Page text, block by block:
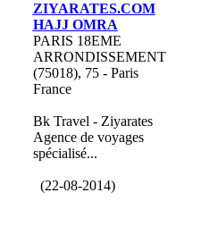
ZIYARATES.COM
HAJJ OMRA
PARIS 18EME
ARRONDISSEMENT
(75018), 75 - Paris
France
Bk Travel - Ziyarates
Agence de voyages
spécialisé...
(22-08-2014)